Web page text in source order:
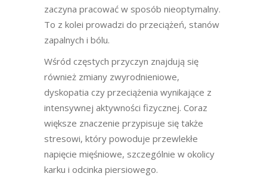
zaczyna pracować w sposób nieoptymalny.
To z kolei prowadzi do przeciążeń, stanów
zapalnych i bólu.
Wśród częstych przyczyn znajdują się
również zmiany zwyrodnieniowe,
dyskopatia czy przeciążenia wynikające z
intensywnej aktywności fizycznej. Coraz
większe znaczenie przypisuje się także
stresowi, który powoduje przewlekłe
napięcie mięśniowe, szczególnie w okolicy
karku i odcinka piersiowego.